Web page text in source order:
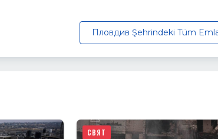
Пловдив Şehrindeki Tüm
СВЯТ